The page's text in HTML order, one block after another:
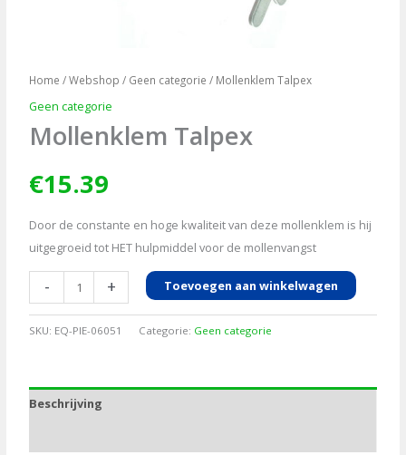
Home /Webshop / Geen categorie / Mollenklem Talpex
Geen categorie
Mollenklem Talpex
€15.39
Door de constante en hoge kwaliteit van deze mollenklem is hij
uitgegroeid tot HET hulpmiddel voor de mollenvangst
-
Talpex
+ Toevoegen aan winkelwagen
SKU: EQ-PIE-06051 Categorie: Geen categorie
Beschrijving